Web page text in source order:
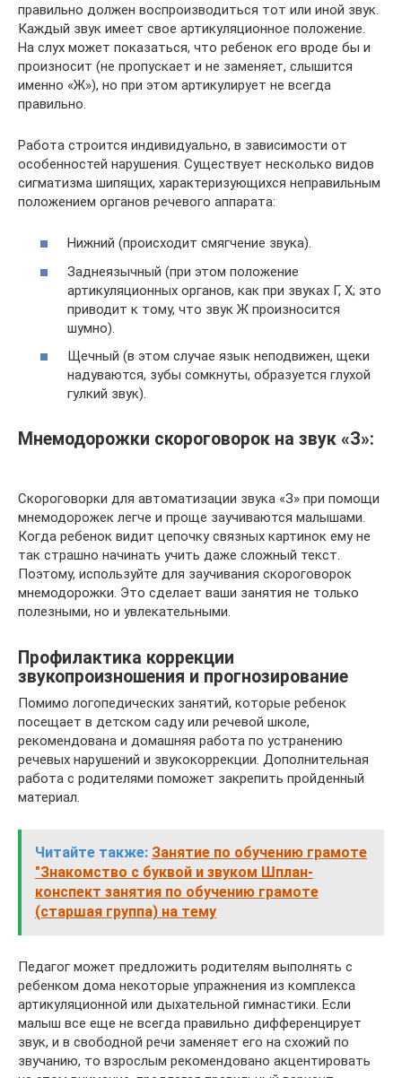
правильно должен воспроизводиться тот или иной звук.
Каждый звук имеет свое артикуляционное положение.
На слух может показаться, что ребенок его вроде бы и
произносит (не пропускает и не заменяет, слышится
именно «Ж»), но при этом артикулирует не всегда
правильно.
Работа строится индивидуально, в зависимости от
особенностей нарушения. Существует несколько видов
сигматизма шипящих, характеризующихся неправильным
положением органов речевого аппарата:
Нижний (происходит смягчение звука).
Заднеязычный (при этом положение
артикуляционных органов, как при звуках Г, Х; это
приводит к тому, что звук Ж произносится
шумно).
Щечный (в этом случае язык неподвижен, щеки
надуваются, зубы сомкнуты, образуется глухой
гулкий звук).
Мнемодорожки скороговорок на звук «З»:
Скороговорки для автоматизации звука «З» при помощи
мнемодорожек легче и проще заучиваются малышами.
Когда ребенок видит цепочку связных картинок ему не
так страшно начинать учить даже сложный текст.
Поэтому, используйте для заучивания скороговорок
мнемодорожки. Это сделает ваши занятия не только
полезными, но и увлекательными.
Профилактика коррекции
звукопроизношения и прогнозирование
Помимо логопедических занятий, которые ребенок
посещает в детском саду или речевой школе,
рекомендована и домашняя работа по устранению
речевых нарушений и звукокоррекции. Дополнительная
работа с родителями поможет закрепить пройденный
материал.
Читайте также: Занятие по обучению грамоте
"Знакомство с буквой и звуком Шплан-
конспект занятия по обучению грамоте
(старшая группа) на тему
Педагог может предложить родителям выполнять с
ребенком дома некоторые упражнения из комплекса
артикуляционной или дыхательной гимнастики. Если
малыш все еще не всегда правильно дифференцирует
звук, и в свободной речи заменяет его на схожий по
звучанию, то взрослым рекомендовано акцентировать